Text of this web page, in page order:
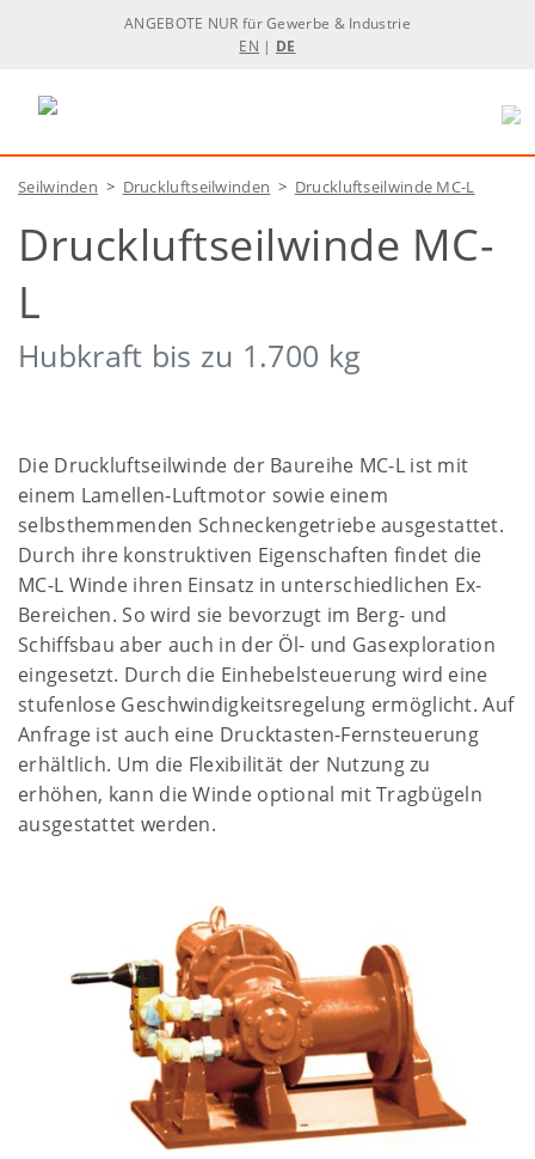
ANGEBOTE NUR für Gewerbe & Industrie
EN | DE
Seilwinden > Druckluftseilwinden > Druckluftseilwinde MC-L
Druckluftseilwinde MC-
L
Hubkraft bis zu 1.700 kg
Die Druckluftseilwinde der Baureihe MC-L ist mit
einem Lamellen-Luftmotor sowie einem
selbsthemmenden Schneckengetriebe ausgestattet.
Durch ihre konstruktiven Eigenschaften findet die
MC-L Winde ihren Einsatz in unterschiedlichen Ex-
Bereichen. So wird sie bevorzugt im Berg- und
Schiffsbau aber auch in der Öl- und Gasexploration
eingesetzt. Durch die Einhebelsteuerung wird eine
stufenlose Geschwindigkeitsregelung ermöglicht. Auf
Anfrage ist auch eine Drucktasten-Fernsteuerung
erhältlich. Um die Flexibilität der Nutzung zu
erhöhen, kann die Winde optional mit Tragbügeln
ausgestattet werden.